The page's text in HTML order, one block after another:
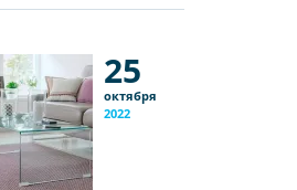
25
октября
2022